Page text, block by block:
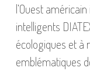
l’Ouest
intelligents
écologiques et à
emblématiques